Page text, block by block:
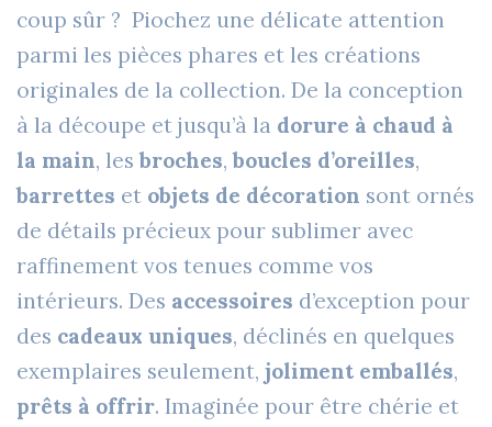
FAQ
REVENDEURS
coup sûr ? Piochez une délicate attention
parmi les pièces phares et les créations
originales de la collection. De la conception
à la découpe et jusqu’à la dorure à chaud à
la main, lesbroches,boucles d’oreilles,
barrettes et objets de décoration sont ornés
de détails précieux pour sublimer avec
raffinement vos tenues comme vos
intérieurs. Des accessoires d’exception pour
des cadeaux uniques, déclinés en quelques
exemplaires seulement, joliment emballés,
prêts à offrir. Imaginée pour être chérie et